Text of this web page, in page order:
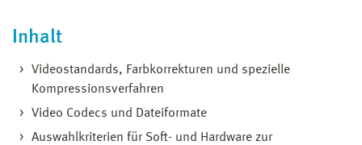
Inhalt
Videostandards, Farbkorrekturen und spezielle
Kompressionsverfahren
Video Codecs und Dateiformate
Auswahlkriterien für Soft- und Hardware zur